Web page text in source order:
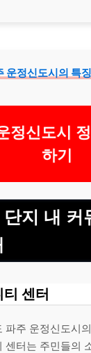
운정신도시의 특
정신도시 정
하기
단지 내 커
티 센터
파주 운정신도시
센터는 주민들의